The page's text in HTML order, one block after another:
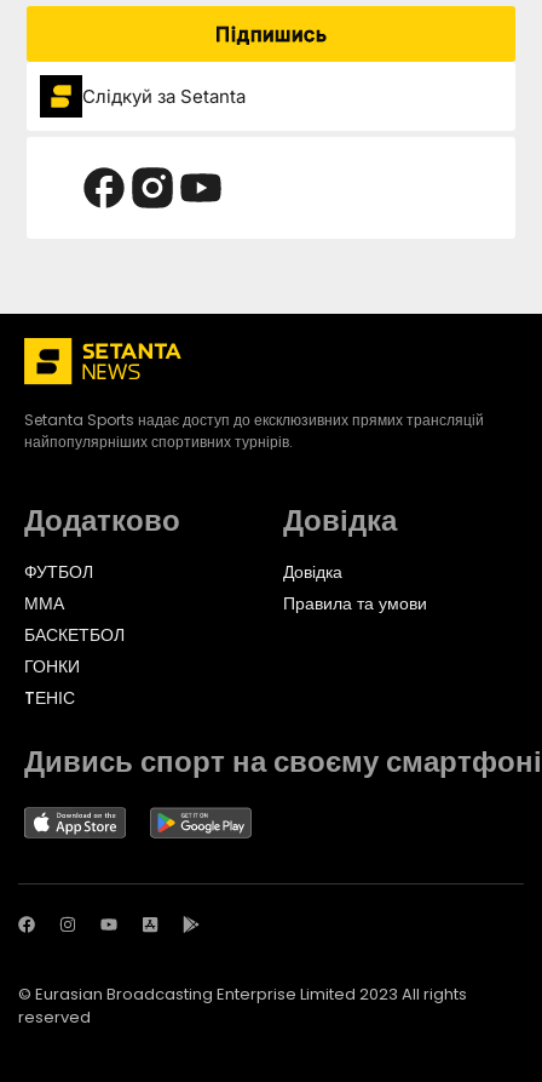
Підпишись
Слідкуй за Setanta
Setanta Sports надає доступ до ексклюзивних прямих трансляцій
найпопулярніших спортивних турнірів.
Додатково
ФУТБОЛ
ММА
БАСКЕТБОЛ
ГОНКИ
TЕНІС
Довідка
Довідка
Правила та умови
Дивись спорт на своєму смартфоні
© Eurasian Broadcasting Enterprise Limited 2023 All rights
reserved